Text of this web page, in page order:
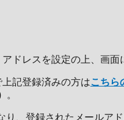
ドレスを設定の上、画
記登録済みの方はこちら
。
、登録されたメールア